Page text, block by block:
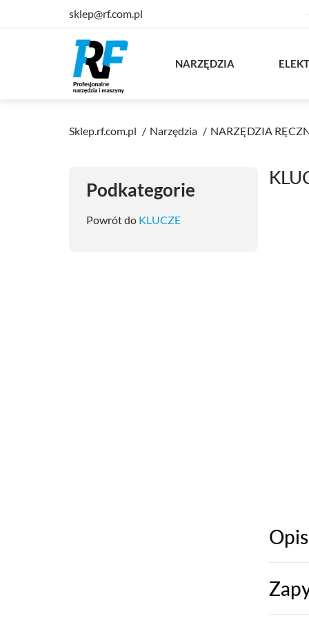
sklep@rf.com.pl
NARZĘDZIA
Sklep.rf.com.pl Narzędzia NARZĘDZIA
Podkategorie
Powrót do KLUCZE